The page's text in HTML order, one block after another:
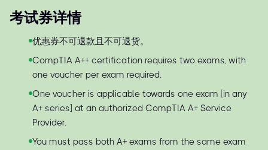
考试券详情
优惠券不可退款且不可退货。
CompTIA A++ certification requires two exams, with
one voucher per exam required.
One voucher is applicable towards one exam [in any
A+ series] at an authorized CompTIA A+ Service
Provider.
You must pass both A+ exams from the same exam